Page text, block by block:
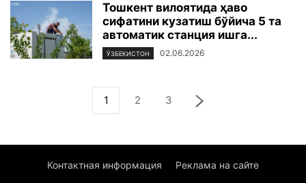
Тошкент вилоятида ҳаво
сифатини кузатиш бўйича 5 та
автоматик станция ишга...
ЎЗБЕКИСТОН 02.06.2026
1 2 3
Контактная информация Реклама на сайте